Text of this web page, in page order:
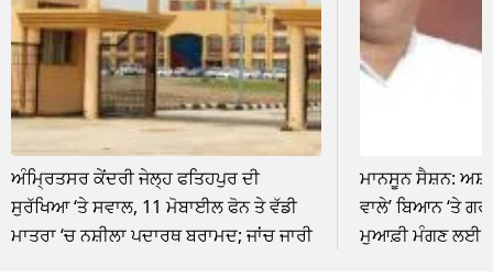
ਅੰਮ੍ਰਿਤਸਰ ਕੇਂਦਰੀ ਜੇਲ੍ਹ ਫਤਿਹਪੁਰ ਦੀ
ਸੁਰੱਖਿਆ ‘ਤੇ ਸਵਾਲ, 11 ਮੋਬਾਈਲ ਫੋਨ ਤੇ ਵੱਡੀ
ਮਾਤਰਾ ‘ਚ ਨਸ਼ੀਲਾ ਪਦਾਰਥ ਬਰਾਮਦ; ਜਾਂਚ ਜਾਰੀ
ਮਾਨਸੂਨ ਸੈਸ਼ਨ:
ਵਾਲੇ’ ਬਿਆਨ ‘ਤੇ
ਮੁਆਫ਼ੀ ਮੰਗਣ ਲਈ